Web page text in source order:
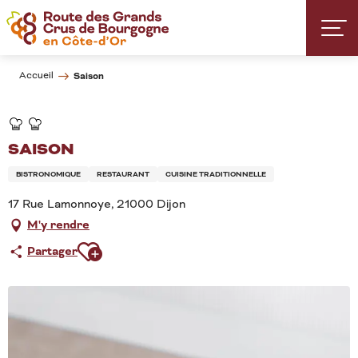
Aller
au
contenu
Accueil Saison
SAISON
BISTRONOMIQUE RESTAURANT CUISINE TRADITIONNELLE
17 Rue Lamonnoye, 21000 Dijon
M'y rendre
PartagerAjouter aux favoris